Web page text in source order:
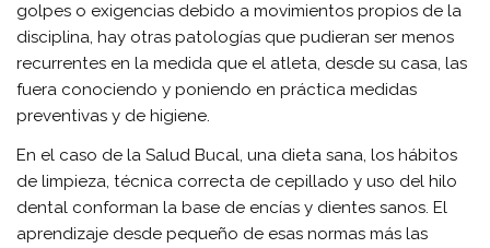
golpes o exigencias debido a movimientos propios de la
disciplina, hay otras patologías que pudieran ser menos
recurrentes en la medida que el atleta, desde su casa, las
fuera conociendo y poniendo en práctica medidas
preventivas y de higiene.
En el caso de la Salud Bucal, una dieta sana, los hábitos
de limpieza, técnica correcta de cepillado y uso del hilo
dental conforman la base de encías y dientes sanos. El
aprendizaje desde pequeño de esas normas más las